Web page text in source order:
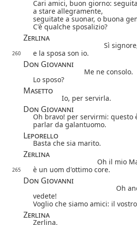
Cari amici, buon giorno:
a stare allegramente,
seguitate a suonar, o buona
C'è qualche sposalizio?
Zerlina
Sì
260 e la sposa son io.
Don Giovanni
Me ne consolo.
Lo sposo?
Masetto
Io, per servirla.
Don Giovanni
Oh bravo! per servirmi: questo
parlar da galantuomo.
Leporello
Basta che sia marito.
Zerlina
Oh il mio
265 è un uom d'ottimo core.
Don Giovanni
Oh
vedete!
Voglio che siamo amici: il
Zerlina
Zerlina.